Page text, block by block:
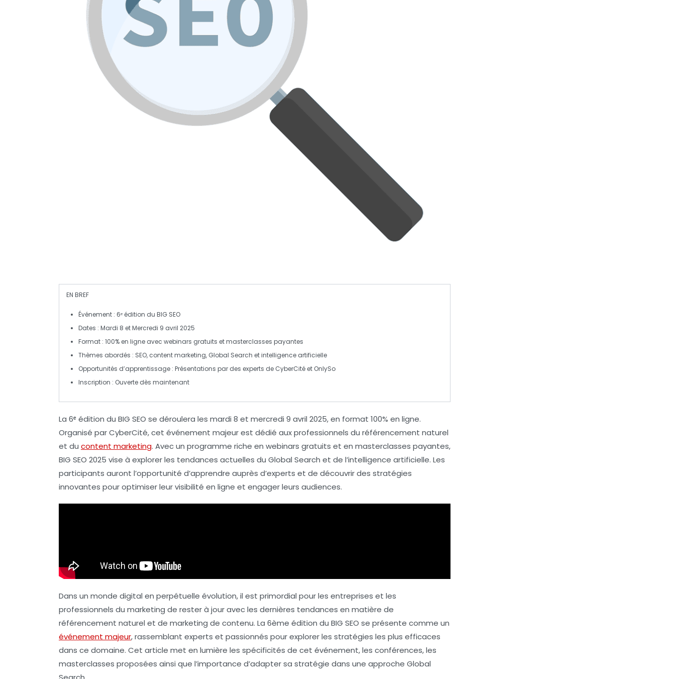
EN BREF
Événement : 6ᵉ édition du BIG SEO
Dates : Mardi 8 et Mercredi 9 avril 2025
Format : 100% en ligne avec webinars gratuits etmasterclasses payantes
Thèmes abordés : SEO, content marketing, Global Search etintelligence artificielle
Opportunités d’apprentissage : Présentations par des experts de CyberCité et OnlySo
Inscription : Ouverte dès maintenant
La 6ᵉ édition du BIG SEO se déroulera les mardi 8 et mercredi 9 avril 2025, en format 100% en ligne.
Organisé parCyberCité, cet événement majeur est dédié aux professionnels du référencement naturel
et du content marketing. Avec un programme riche en webinars gratuits et en masterclasses payantes,
BIG SEO 2025 vise à explorer les tendances actuelles du Global Search et de l’intelligence artificielle. Les
participants auront l’opportunité d’apprendre auprès d’experts et de découvrir des stratégies
innovantes pour optimiser leur visibilité en ligne et engager leurs audiences.
Dans un monde digital en perpétuelle évolution, il est primordial pour les entreprises et les
professionnels du marketing de rester à jour avec les dernières tendances en matière de
référencement naturel et de marketing de contenu. La 6ème édition du BIG SEO se présente comme un
événement majeur, rassemblant experts et passionnés pour explorer les stratégies les plus efficaces
dans ce domaine. Cet article met en lumière les spécificités de cet événement, les conférences, les
masterclasses proposées ainsi que l’importance d’adapter sa stratégie dans une approche Global